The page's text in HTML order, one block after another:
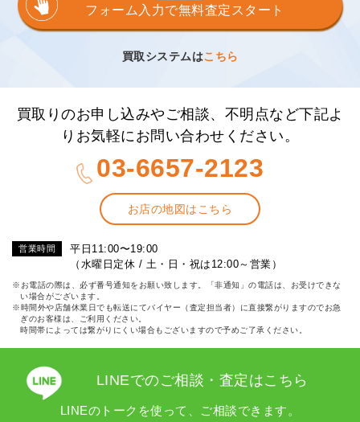
フォーム入力で無料査定スタート
買取システムはこちら
買取りのお申し込みやご相談、不明点など下記よ
りお気軽にお問い合わせください。
03-6657-2123
お店の地図はこちら
営業時間
平日11:00〜19:00
（水曜日定休 / 土・日・祝は12:00～営業）
※お電話の際は、必ず番号通知をお願い致します。「非通知」の電話は、お受けできな
い場合がございます。
※時間外や店舗休業日でも転送にてバイヤー（査定担当者）に直接繋がりますのでお急
ぎのお客様は、ご利用ください。
時間帯によっては繋がりにくい場合もございますので予めご了承ください。
LINEでのご相談・査定はこちら
LINEのトークを使って、ご相談できます。